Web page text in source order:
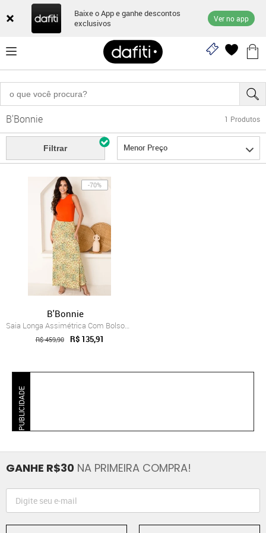
Baixe o App e ganhe descontos
exclusivos
Ver no app
B'Bonnie 1 Produtos
Filtrar Menor Preço
-70%
B'Bonnie
Saia Longa Assimétrica Com Bolsos B’Bonn...
R$ 459,90 R$ 135,91
PUBLICIDADE
GANHE R$30 NA PRIMEIRA COMPRA!